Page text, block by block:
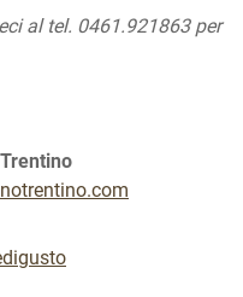
al tel. 0461.921863 per